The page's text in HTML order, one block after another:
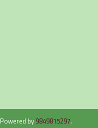
Powered by 9849815297.